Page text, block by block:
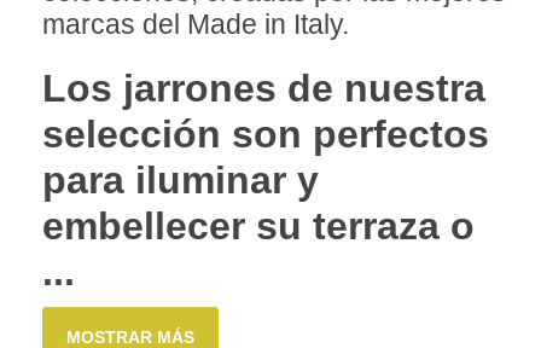
marcas del Made in Italy.
Los jarrones de nuestra
selección son perfectos
para iluminar y
embellecer su terraza o
...
MOSTRAR MÁS